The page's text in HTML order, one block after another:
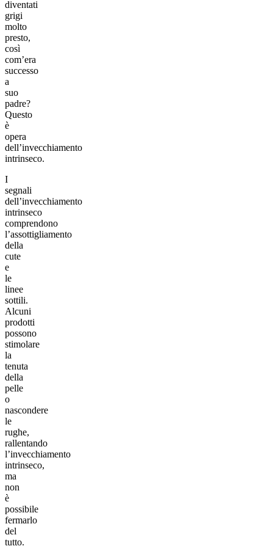
diventati
grigi
molto
presto,
così
com’era
successo
a
suo
padre?
Questo
è
opera
dell’invecchiamento
intrinseco.
I
segnali
dell’invecchiamento
intrinseco
comprendono
l’assottigliamento
della
cute
e
le
linee
sottili.
Alcuni
prodotti
possono
stimolare
la
tenuta
della
pelle
o
nascondere
le
rughe,
rallentando
l’invecchiamento
intrinseco,
ma
non
è
possibile
fermarlo
del
tutto.